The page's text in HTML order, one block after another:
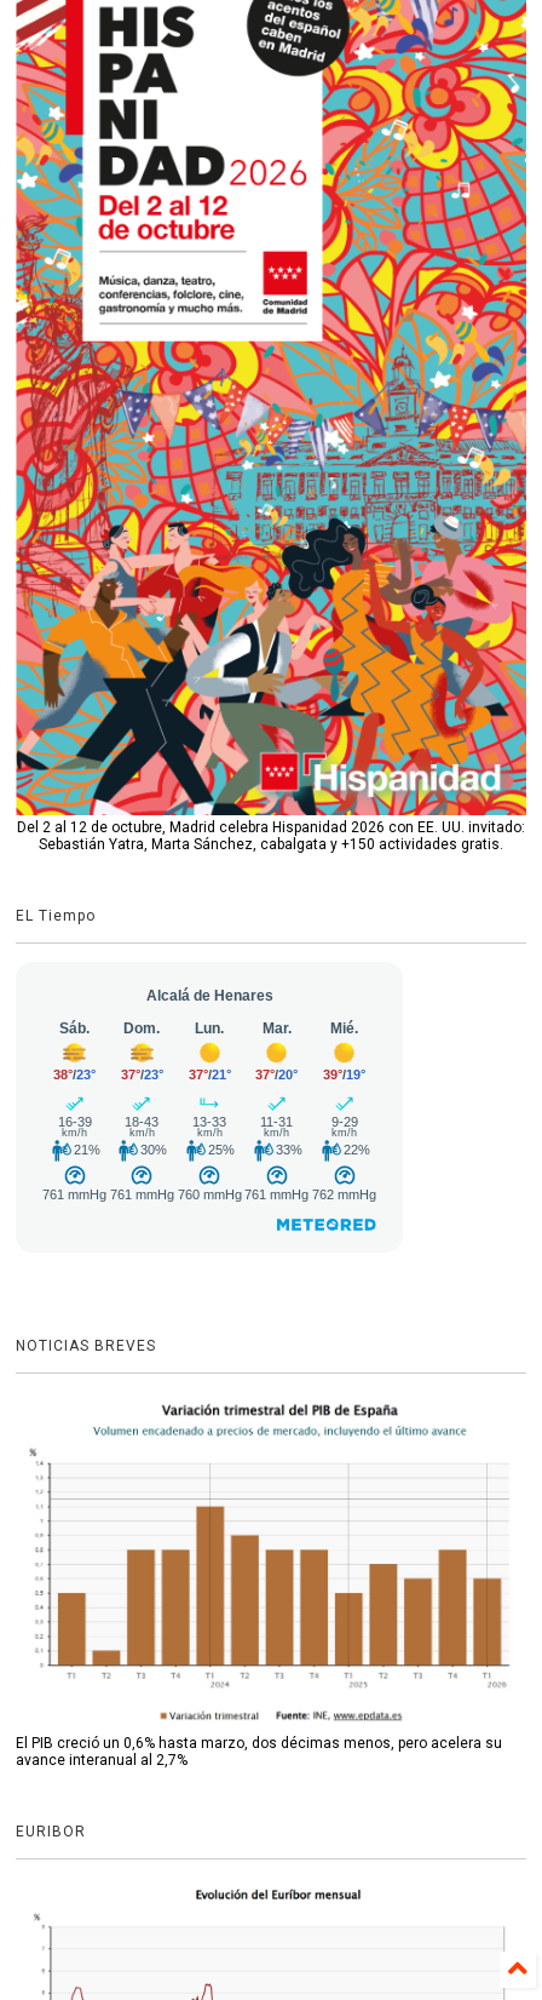
Del 2 al 12 de octubre, Madrid celebra Hispanidad 2026 con EE. UU. invitado:
Sebastián Yatra, Marta Sánchez, cabalgata y +150 actividades gratis.
EL Tiempo
NOTICIAS BREVES
El PIB creció un 0,6% hasta marzo, dos décimas menos, pero acelera su
avance interanual al 2,7%
EURIBOR